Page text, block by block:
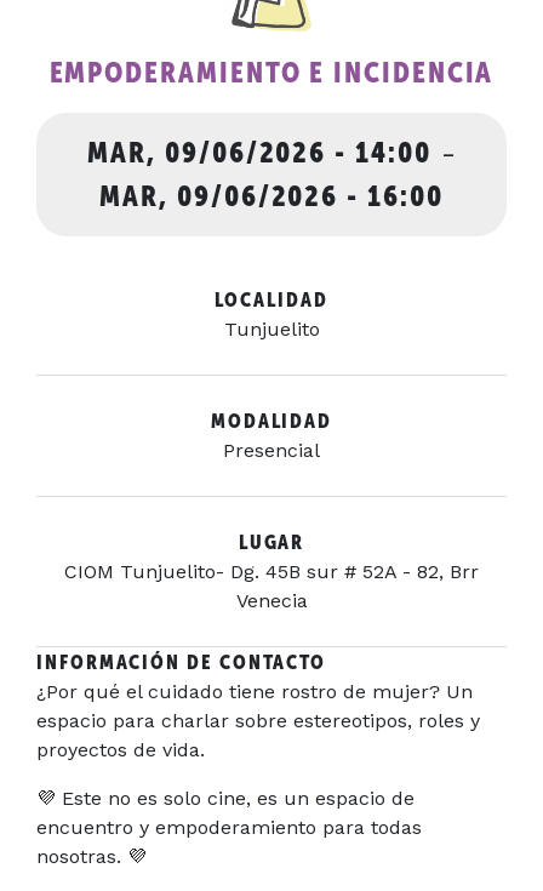
EMPODERAMIENTO E INCIDENCIA
MAR, 09/06/2026 - 14:00 -
MAR, 09/06/2026 - 16:00
LOCALIDAD
Tunjuelito
MODALIDAD
Presencial
LUGAR
CIOM Tunjuelito- Dg. 45B sur # 52A - 82, Brr
Venecia
INFORMACIÓN DE CONTACTO
¿Por qué el cuidado tiene rostro de mujer? Un
espacio para charlar sobre estereotipos, roles y
proyectos de vida.
💜 ​Este no es solo cine, es un espacio de
encuentro y empoderamiento para todas
nosotras. 💜